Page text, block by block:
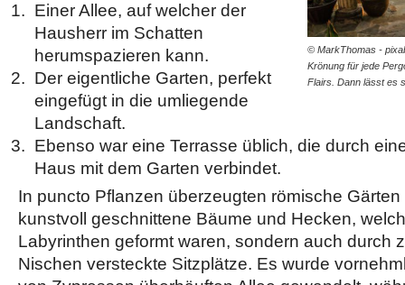
© MarkThomas -
Krönung für jede
Flairs. Dann lässt es
Einer Allee, auf welcher der
Hausherr im Schatten
herumspazieren kann.
Der eigentliche Garten, perfekt
eingefügt in die umliegende
Landschaft.
Ebenso war eine Terrasse üblich, die durch
Haus mit dem Garten verbindet.
In puncto Pflanzen überzeugten römische
kunstvoll geschnittene Bäume und Hecken,
Labyrinthen geformt waren, sondern auch durch
Nischen versteckte Sitzplätze. Es wurde